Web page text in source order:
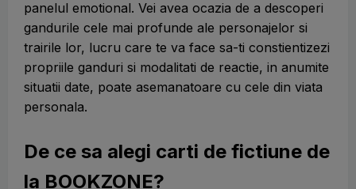
panelul emotional. Vei avea ocazia de a descoperi
gandurile cele mai profunde ale personajelor si
trairile lor, lucru care te va face sa-ti constientizezi
propriile ganduri si modalitati de reactie, in anumite
situatii date, poate asemanatoare cu cele din viata
personala.
De ce sa alegi carti de fictiune de
la BOOKZONE?